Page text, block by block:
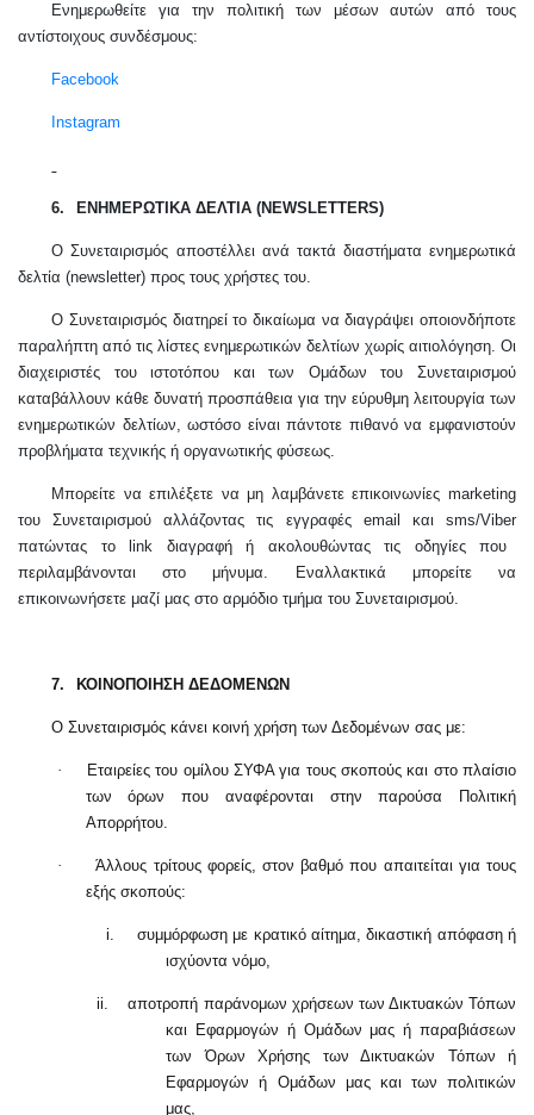
Ενημερωθείτε για την πολιτική των μέσων αυτών από τους
αντίστοιχους συνδέσμους:
Facebook
Instagram
6. ΕΝΗΜΕΡΩΤΙΚΑ ΔΕΛΤΙΑ (NEWSLETTERS)
Ο Συνεταιρισμός αποστέλλει ανά τακτά διαστήματα ενημερωτικά
δελτία (newsletter) προς τους χρήστες του.
Ο Συνεταιρισμός διατηρεί το δικαίωμα να διαγράψει οποιονδήποτε
παραλήπτη από τις λίστες ενημερωτικών δελτίων χωρίς αιτιολόγηση. Οι
διαχειριστές του ιστοτόπου και των Ομάδων του Συνεταιρισμού
καταβάλλουν κάθε δυνατή προσπάθεια για την εύρυθμη λειτουργία των
ενημερωτικών δελτίων, ωστόσο είναι πάντοτε πιθανό να εμφανιστούν
προβλήματα τεχνικής ή οργανωτικής φύσεως.
Μπορείτε να επιλέξετε να μη λαμβάνετε επικοινωνίες marketing
του Συνεταιρισμού αλλάζοντας τις εγγραφές email και sms/Viber
πατώντας το link διαγραφή ή ακολουθώντας τις οδηγίες που
περιλαμβάνονται στο μήνυμα. Εναλλακτικά μπορείτε να
επικοινωνήσετε μαζί μας στο αρμόδιο τμήμα του Συνεταιρισμού.
7. ΚΟΙΝΟΠΟΙΗΣΗ ΔΕΔΟΜΕΝΩΝ
Ο Συνεταιρισμός κάνει κοινή χρήση των Δεδομένων σας με:
·
Εταιρείες του ομίλου ΣΥΦΑ για τους σκοπούς και στο πλαίσιο
των όρων που αναφέρονται στην παρούσα Πολιτική
Απορρήτου.
·
Άλλους τρίτους φορείς, στον βαθμό που απαιτείται για τους
εξής σκοπούς:
i.
συμμόρφωση με κρατικό αίτημα, δικαστική απόφαση ή
ισχύοντα νόμο,
ii.
αποτροπή παράνομων χρήσεων των Δικτυακών Τόπων
και Εφαρμογών ή Ομάδων μας ή παραβιάσεων
των Όρων Χρήσης των Δικτυακών Τόπων ή
Εφαρμογών ή Ομάδων μας και των πολιτικών
μας,